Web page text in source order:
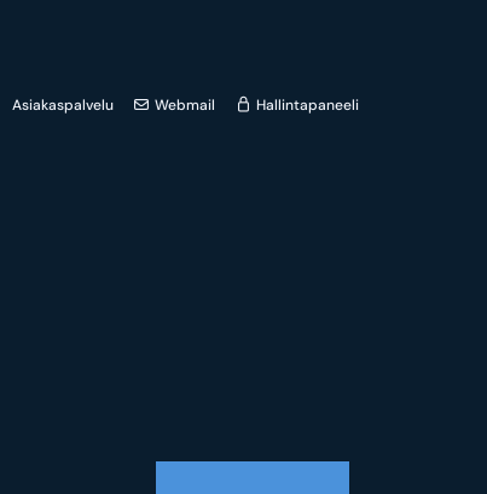
Asiakaspalvelu Webmail Hallintapaneeli